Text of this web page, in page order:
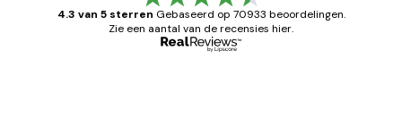
4.3 van 5 sterren Gebaseerd op 70933 beoordelingen.
Zie een aantal van de recensies hier.